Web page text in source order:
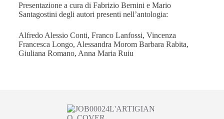
Presentazione a cura di Fabrizio Bernini e Mario
Santagostini degli autori presenti nell’antologia:
Alfredo Alessio Conti, Franco Lanfossi, Vincenza
Francesca Longo, Alessandra Morom Barbara Rabita,
Giuliana Romano, Anna Maria Ruiu